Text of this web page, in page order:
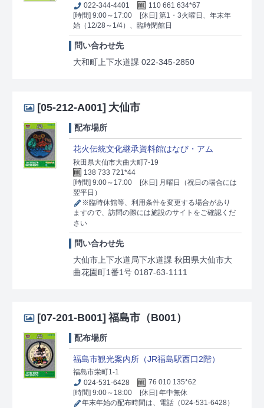
022-344-4401
110 661 634*67
[時間] 9:00～17:00
[休日] 第1・3火曜日、年末年
始（12/28～1/4）、臨時閉館日
問い合わせ先
大和町上下水道課 022-345-2850
[05-212-A001] 大仙市
配布場所
花火伝統文化継承資料館はなび・アム
秋田県大仙市大曲大町7-19
138 733 721*44
[時間] 9:00～17:00
[休日] 月曜日（祝日の場合には
翌平日）
※臨時休館等、利用条件を変更する場合があり
ますので、訪問の際には施設のサイトをご確認くだ
さい
問い合わせ先
大仙市上下水道局下水道課 秋田県大仙市大
曲花園町1番1号 0187-63-1111
[07-201-B001] 福島市（B001）
配布場所
福島市観光案内所（JR福島駅西口2階）
福島市栄町1-1
024-531-6428
76 010 135*62
[時間] 9:00～18:00
[休日] 年中無休
年末年始の配布時間は、電話（024-531-6428）